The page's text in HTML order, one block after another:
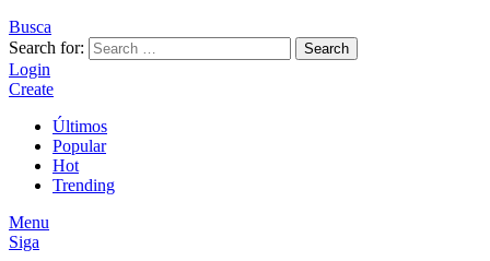
Busca
Search for:
Search
Login
Create
Últimos
Popular
Hot
Trending
Menu
Siga